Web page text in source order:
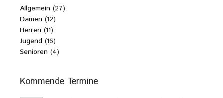
Allgemein (27)
Damen (12)
Herren (11)
Jugend (16)
Senioren (4)
Kommende Termine